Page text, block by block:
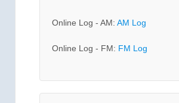
Online Log - AM: AM Log
Online Log - FM: FM Log